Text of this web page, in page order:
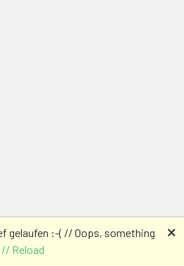
gelaufen :-( // Oops, something
// Reload
🗙